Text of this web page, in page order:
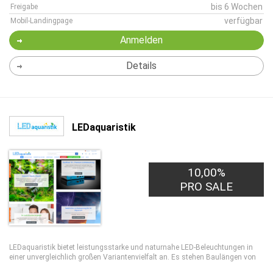
Freigabe bis 6 Wochen
Mobil-Landingpage verfügbar
Anmelden
Details
LEDaquaristik
10,00%
PRO SALE
LEDaquaristik bietet leistungsstarke und naturnahe LED-Beleuchtungen in
einer unvergleichlich großen Variantenvielfalt an. Es stehen Baulängen von